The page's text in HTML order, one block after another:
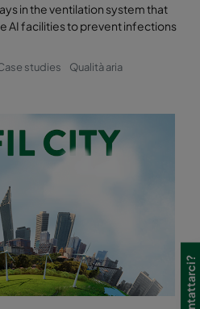
in the ventilation system that
AI facilities to prevent infections
studies Qualità aria